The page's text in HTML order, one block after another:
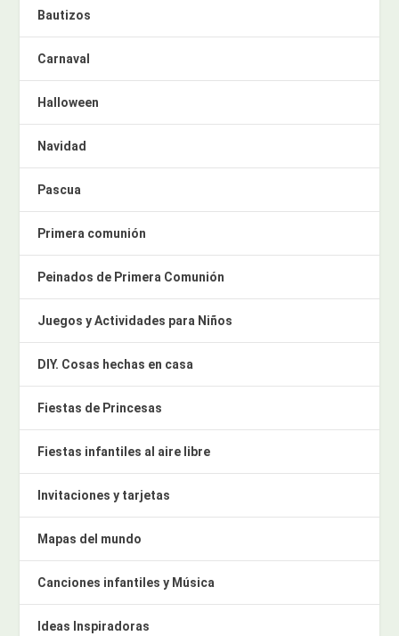
Bautizos
Carnaval
Halloween
Navidad
Pascua
Primera comunión
Peinados de Primera Comunión
Juegos y Actividades para Niños
DIY. Cosas hechas en casa
Fiestas de Princesas
Fiestas infantiles al aire libre
Invitaciones y tarjetas
Mapas del mundo
Canciones infantiles y Música
Ideas Inspiradoras